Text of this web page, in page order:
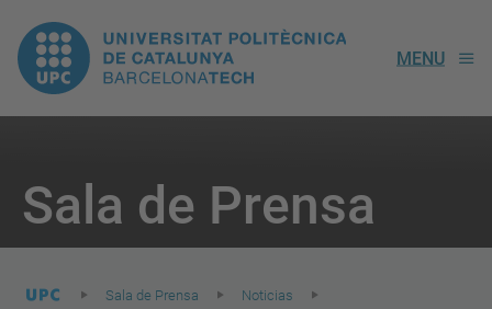
UPC.
Universitat
de
Catalunya
MENU
Sala de Prensa
here:
Sala de Prensa
Noticias